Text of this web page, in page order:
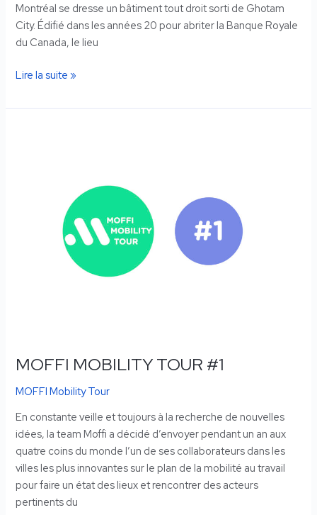
Montréal se dresse un bâtiment tout droit sorti de Ghotam
City. Édifié dans les années 20 pour abriter la Banque Royale
du Canada, le lieu
Lire la suite »
MOFFI MOBILITY TOUR #1
MOFFI Mobility Tour
En constante veille et toujours à la recherche de nouvelles
idées, la team Moffi a décidé d’envoyer pendant un an aux
quatre coins du monde l’un de ses collaborateurs dans les
villes les plus innovantes sur le plan de la mobilité au travail
pour faire un état des lieux et rencontrer des acteurs
pertinents du